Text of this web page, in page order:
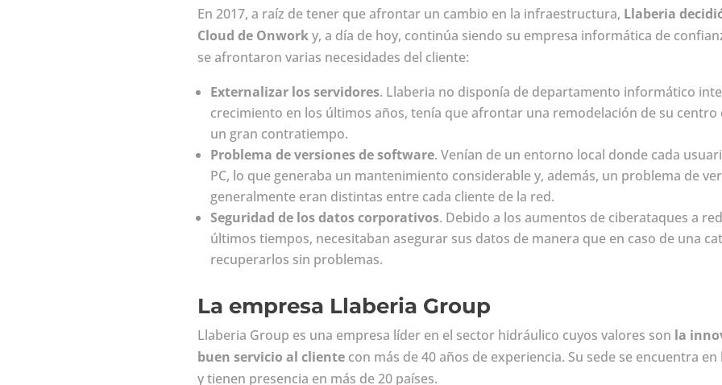
En 2017, a raíz de tener que afrontar un cambio en la infraestructura, Llaberia
Cloud de Onworky, a día de hoy, continúa siendo su empresa informática de
se afrontaron varias necesidades del cliente:
Externalizar los servidores. Llaberia no disponía de departamento informático
crecimiento en los últimos años, tenía que afrontar una remodelación de su centro
un gran contratiempo.
Problema de versiones de software. Venían de un entorno local donde cada
PC, lo que generaba un mantenimiento considerable y, además, un problema de
generalmente eran distintas entre cada cliente de la red.
Seguridad de los datos corporativos. Debido a los aumentos de ciberataques a
últimos tiempos, necesitaban asegurar sus datos de manera que en caso de una
recuperarlos sin problemas.
La empresa Llaberia Group
Llaberia Group es una empresa líder en el sector hidráulico cuyos valores son la
buen servicio al cliente con más de 40 años de experiencia. Su sede se encuentra
y tienen presencia en más de 20 países.